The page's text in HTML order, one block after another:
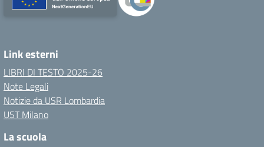
Link esterni
LIBRI DI TESTO 2025-26
Note Legali
Notizie da USR Lombardia
UST Milano
La scuola